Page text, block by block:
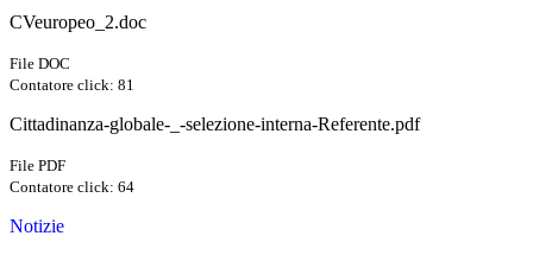
CVeuropeo_2.doc
File DOC
Contatore click: 81
Cittadinanza-globale-_-selezione-interna-Referente.pdf
File PDF
Contatore click: 64
Notizie